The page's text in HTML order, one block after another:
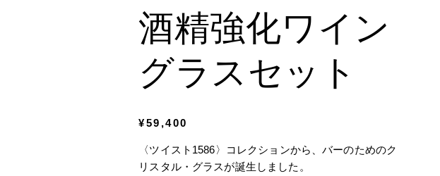
酒精強化ワイン
グラスセット
¥59,400
〈ツイスト1586〉コレクションから、バーのためのク
リスタル・グラスが誕生しました。